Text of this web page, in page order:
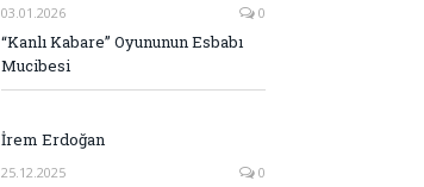
03.01.2026 0
“Kanlı Kabare” Oyununun Esbabı
Mucibesi
İrem Erdoğan
25.12.2025 0